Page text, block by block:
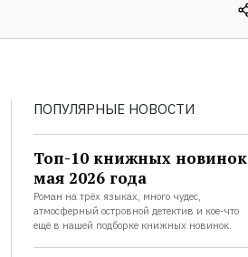
ПОПУЛЯРНЫЕ НОВОСТИ
Топ-10 книжных новинок
мая 2026 года
Роман на трёх языках, много чудес,
атмосферный островной детектив и кое-что
ещё в нашей подборке книжных новинок.